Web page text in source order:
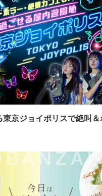
京ジョイポリスで絶叫